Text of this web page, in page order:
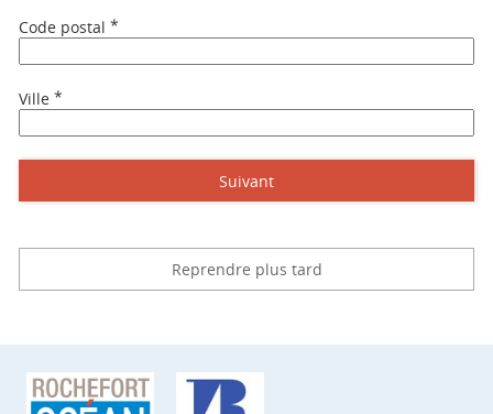
Code postal *
Ville *
Suivant
Reprendre plus tard